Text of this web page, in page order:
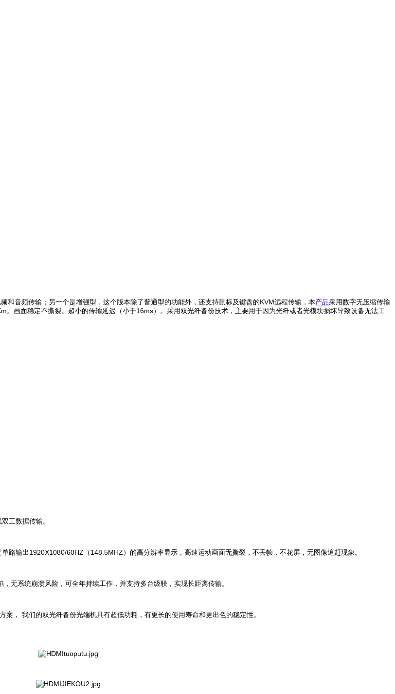
音频传输；另一个是增强型，这个版本除了普通型的功能外，还支持鼠标及键盘的KVM远程传输，本产品采用数字无压缩传输
画面稳定不撕裂。超小的传输延迟（小于16ms）。采用双光纤备份技术，主要用于因为光纤或者光模块损坏导致设备无法工
工数据传输。
路输出1920X1080/60HZ（148.5MHZ）的高分辨率显示，高速运动画面无撕裂，不丢帧，不花屏，无图像追赶现象。
无系统崩溃风险，可全年持续工作，并支持多台级联，实现长距离传输。
， 我们的双光纤备份光端机具有超低功耗，有更长的使用寿命和更出色的稳定性。